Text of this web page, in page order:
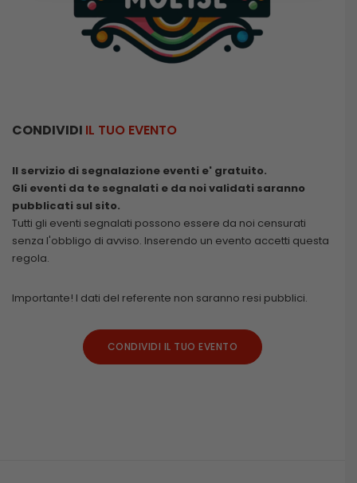
CONDIVIDI IL TUO EVENTO
Il servizio di segnalazione eventi e' gratuito.
Gli eventi da te segnalati e da noi validati saranno
pubblicati sul sito.
Tutti gli eventi segnalati possono essere da noi censurati
senza l'obbligo di avviso. Inserendo un evento accetti questa
regola.
Importante! I dati del referente non saranno resi pubblici.
CONDIVIDI IL TUO EVENTO